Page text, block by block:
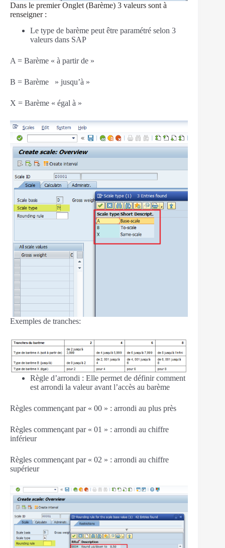
Dans le premier Onglet (Barème) 3 valeurs sont à
renseigner :
Le type de barème peut être paramétré selon 3
valeurs dans SAP
A = Barème « à partir de »
B = Barème » jusqu’à »
X = Barème « égal à »
Exemples de tranches:
Règle d’arrondi : Elle permet de définir comment
est arrondi la valeur avant l’accès au barème
Règles commençant par « 00 » : arrondi au plus près
Règles commençant par « 01 » : arrondi au chiffre
inférieur
Règles commençant par « 02 » : arrondi au chiffre
supérieur